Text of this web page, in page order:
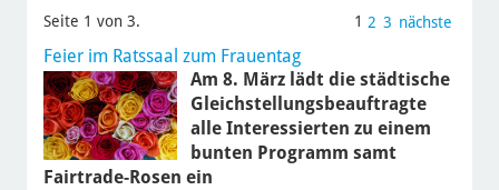
Seite 1 von 3. 1 2 3 nächste
Feier im Ratssaal zum Frauentag
Am 8. März lädt die städtische
Gleichstellungsbeauftragte
alle Interessierten zu einem
bunten Programm samt
Fairtrade-Rosen ein